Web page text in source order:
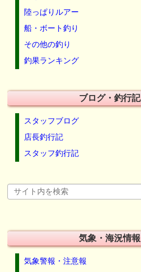
陸っぱりルアー
船・ボート釣り
その他の釣り
釣果ランキング
ブログ・釣行記
スタッフブログ
店長釣行記
スタッフ釣行記
気象・海況情報
気象警報・注意報